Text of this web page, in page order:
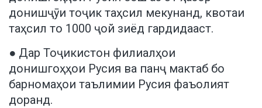
донишҷӯи тоҷик таҳсил мекунанд, квотаи
таҳсил то 1000 ҷой зиёд гардидааст.
● Дар Тоҷикистон филиалҳои
донишгоҳҳои Русия ва панҷ мактаб бо
барномаҳои таълимии Русия фаъолият
доранд.